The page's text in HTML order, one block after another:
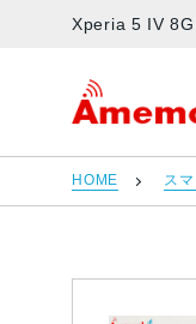
Xperia 5 IV
アメモバマー
HOME ス